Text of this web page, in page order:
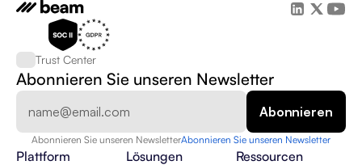
Trust Center
Abonnieren Sie unseren Newsletter
Abonnieren Sie unseren NewsletterAbonnieren Sie unseren Newsletter
Plattform Lösungen Ressourcen